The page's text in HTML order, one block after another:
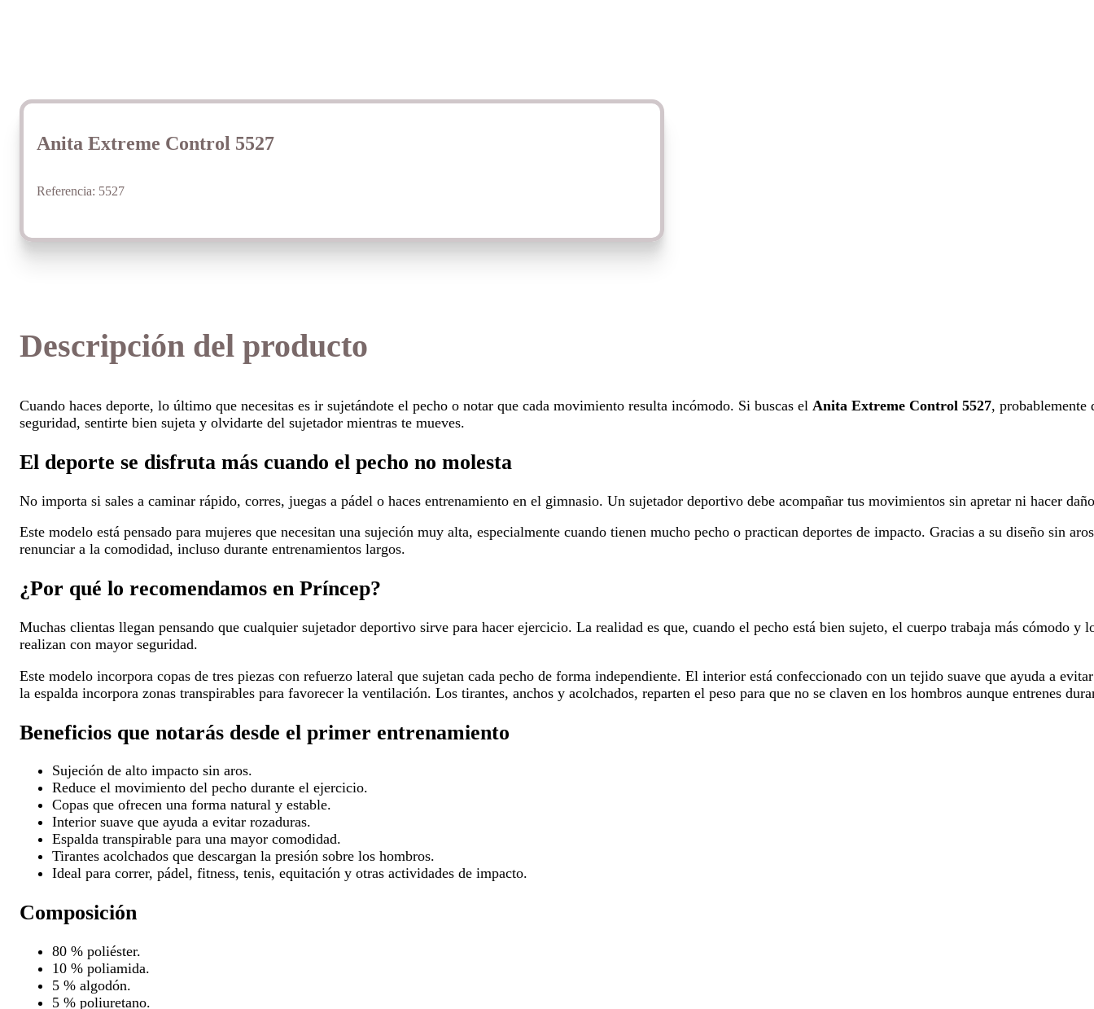
Anita Extreme Control 5527
Referencia: 5527
Descripción del producto
Cuando haces deporte, lo último que necesitas es ir sujetándote el pecho o notar que cada movimiento resulta incómodo. Si buscas el Anita Extreme Control 5527, probablemente
seguridad, sentirte bien sujeta y olvidarte del sujetador mientras te mueves.
El deporte se disfruta más cuando el pecho no molesta
No importa si sales a caminar rápido, corres, juegas a pádel o haces entrenamiento en el gimnasio. Un sujetador deportivo debe acompañar tus movimientos sin apretar ni hacer
Este modelo está pensado para mujeres que necesitan una sujeción muy alta, especialmente cuando tienen mucho pecho o practican deportes de impacto. Gracias a su diseño sin
renunciar a la comodidad, incluso durante entrenamientos largos.
¿Por qué lo recomendamos en Príncep?
Muchas clientas llegan pensando que cualquier sujetador deportivo sirve para hacer ejercicio. La realidad es que, cuando el pecho está bien sujeto, el cuerpo trabaja más cómodo y
realizan con mayor seguridad.
Este modelo incorpora copas de tres piezas con refuerzo lateral que sujetan cada pecho de forma independiente. El interior está confeccionado con un tejido suave que ayuda a
la espalda incorpora zonas transpirables para favorecer la ventilación. Los tirantes, anchos y acolchados, reparten el peso para que no se claven en los hombros aunque entrenes
Beneficios que notarás desde el primer entrenamiento
Sujeción de alto impacto sin aros.
Reduce el movimiento del pecho durante el ejercicio.
Copas que ofrecen una forma natural y estable.
Interior suave que ayuda a evitar rozaduras.
Espalda transpirable para una mayor comodidad.
Tirantes acolchados que descargan la presión sobre los hombros.
Ideal para correr, pádel, fitness, tenis, equitación y otras actividades de impacto.
Composición
80 % poliéster.
10 % poliamida.
5 % algodón.
5 % poliuretano.